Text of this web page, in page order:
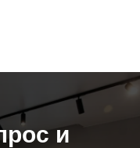
и